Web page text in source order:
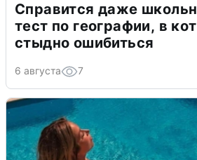
Справится даже
тест по географии, в
стыдно ошибиться
6 августа 7